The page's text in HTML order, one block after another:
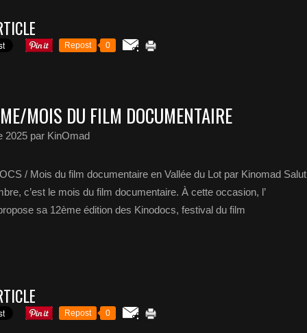
Repost 0
MOIS DU FILM DOCUMENTAIRE
2025 par KinOmad
/ Mois du film documentaire en Vallée du Lot par Kinomad Salut
c’est le mois du film documentaire. À cette occasion, l’
sa 12ème édition des Kinodocs, festival du film
Repost 0